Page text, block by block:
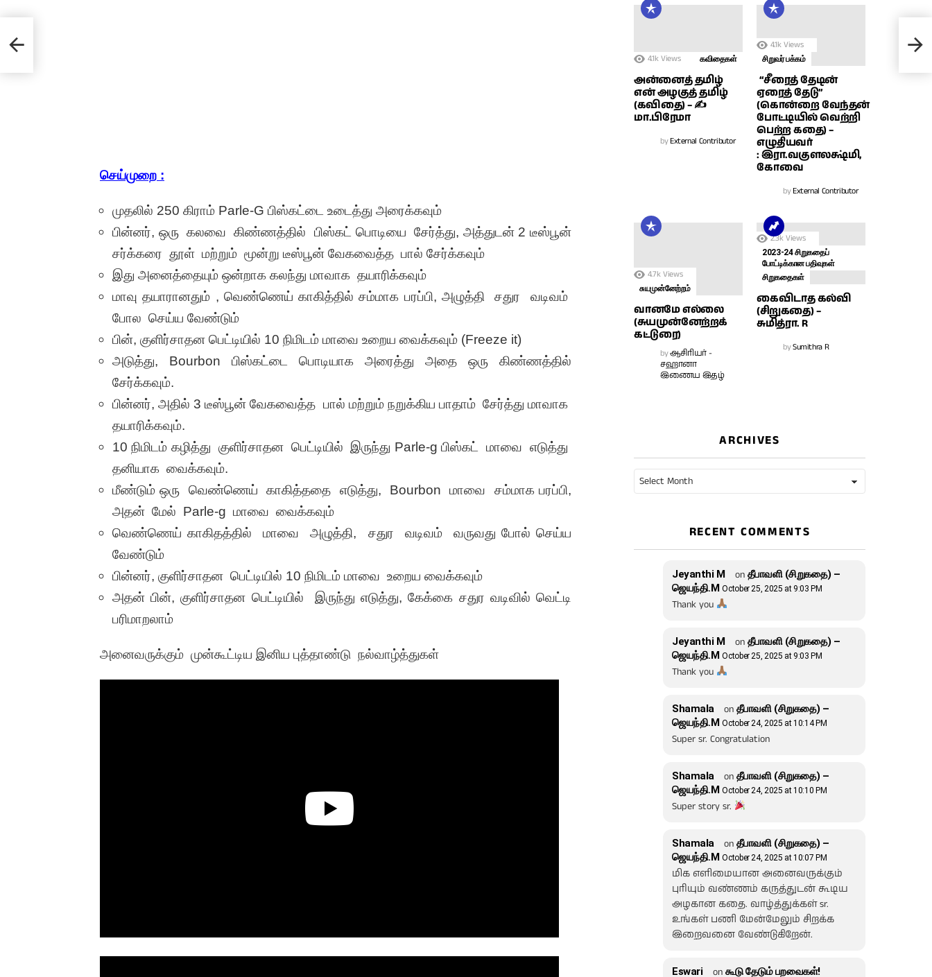
செய்முறை :
முதலில் 250 கிராம் Parle-G பிஸ்கட்டை உடைத்து அரைக்கவும்
பின்னர், ஒரு கலவை கிண்ணத்தில் பிஸ்கட் பொடியை சேர்த்து, அத்துடன் 2 டீஸ்பூன்
சர்க்கரை தூள் மற்றும் மூன்று டீஸ்பூன் வேகவைத்த பால் சேர்க்கவும்
இது அனைத்தையும் ஒன்றாக கலந்து மாவாக தயாரிக்கவும்
மாவு தயாரானதும் , வெண்ணெய் காகித்தில் சம்மாக பரப்பி, அழுத்தி சதுர வடிவம்
போல செய்ய வேண்டும்
பின், குளிர்சாதன பெட்டியில் 10 நிமிடம் மாவை உறைய வைக்கவும் (Freeze it)
அடுத்து, Bourbon பிஸ்கட்டை பொடியாக அரைத்து அதை ஒரு கிண்ணத்தில்
சேர்க்கவும்.
பின்னர், அதில் 3 டீஸ்பூன் வேகவைத்த பால் மற்றும் நறுக்கிய பாதாம் சேர்த்து மாவாக
தயாரிக்கவும்.
10 நிமிடம் கழித்து குளிர்சாதன பெட்டியில் இருந்து Parle-g பிஸ்கட் மாவை எடுத்து
தனியாக வைக்கவும்.
மீண்டும் ஒரு வெண்ணெய் காகித்ததை எடுத்து, Bourbon மாவை சம்மாக பரப்பி,
அதன் மேல் Parle-g மாவை வைக்கவும்
வெண்ணெய் காகிதத்தில் மாவை அழுத்தி, சதுர வடிவம் வருவது போல் செய்ய
வேண்டும்
பின்னர், குளிர்சாதன பெட்டியில் 10 நிமிடம் மாவை உறைய வைக்கவும்
அதன் பின், குளிர்சாதன பெட்டியில் இருந்து எடுத்து, கேக்கை சதுர வடிவில் வெட்டி
பரிமாறலாம்
அனைவருக்கும் முன்கூட்டிய இனிய புத்தாண்டு நல்வாழ்த்துகள்
4.1k Views கவிதைகள்
அன்னைத் தமிழ்
என் அழகுத் தமிழ்
(கவிதை) – ✍
மா.பிரேமா
byExternal Contributor
4.1k Views
சிறுவர் பக்கம்
“சீரைத் தேடின்
ஏரைத் தேடு”
(கொன்றை வேந்தன்
போட்டியில் வெற்றி
பெற்ற கதை) –
எழுதியவர்
: இரா.வகுளலக்ஷ்மி,
கோவை
byExternal Contributor
4.7k Views
சுயமுன்னேற்றம்
வானமே எல்லை
(சுயமுன்னேற்றக்
கட்டுரை)
byஆசிரியர் -
சஹானா
இணைய இதழ்
2.3k Views
2023-24 சிறுகதைப்
போட்டிக்கான பதிவுகள்
சிறுகதைகள்
கைவிடாத கல்வி
(சிறுகதை) –
சுமித்ரா. R
bySumithra R
ARCHIVES
RECENT COMMENTS
Jeyanthi M on தீபாவளி (சிறுகதை) –
ஜெயந்தி.M October 25, 2025 at 9:03 PM
Thank you
Jeyanthi M on தீபாவளி (சிறுகதை) –
ஜெயந்தி.M October 25, 2025 at 9:03 PM
Thank you
Shamala onதீபாவளி (சிறுகதை) –
ஜெயந்தி.M October 24, 2025 at 10:14 PM
Super sr. Congratulation
Shamala onதீபாவளி (சிறுகதை) –
ஜெயந்தி.M October 24, 2025 at 10:10 PM
Super story sr.
Shamala onதீபாவளி (சிறுகதை) –
ஜெயந்தி.M October 24, 2025 at 10:07 PM
மிக எளிமையான அனைவருக்கும்
புரியும் வண்ணம் கருத்துடன் கூடிய
அழகான கதை. வாழ்த்துக்கள் sr.
உங்கள் பணி மேன்மேலும் சிறக்க
இறைவனை வேண்டுகிறேன்.
Eswari on கூடு தேடும் பறவைகள்!